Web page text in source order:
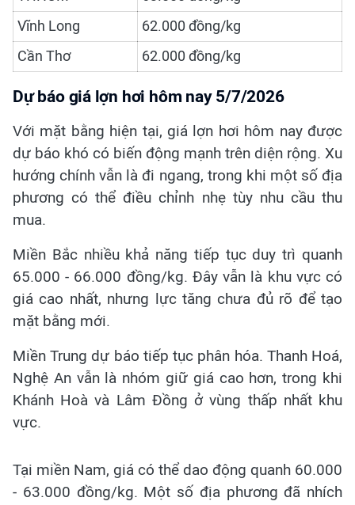
Vĩnh Long
62.000 đồng/kg
Cần Thơ
62.000 đồng/kg
Dự báo giá lợn hơi hôm nay 5/7/2026
Với mặt bằng hiện tại, giá lợn hơi hôm nay được
dự báo khó có biến động mạnh trên diện rộng. Xu
hướng chính vẫn là đi ngang, trong khi một số địa
phương có thể điều chỉnh nhẹ tùy nhu cầu thu
mua.
Miền Bắc nhiều khả năng tiếp tục duy trì quanh
65.000 - 66.000 đồng/kg. Đây vẫn là khu vực có
giá cao nhất, nhưng lực tăng chưa đủ rõ để tạo
mặt bằng mới.
Miền Trung dự báo tiếp tục phân hóa. Thanh Hoá,
Nghệ An vẫn là nhóm giữ giá cao hơn, trong khi
Khánh Hoà và Lâm Đồng ở vùng thấp nhất khu
vực.
Tại miền Nam, giá có thể dao động quanh 60.000
- 63.000 đồng/kg. Một số địa phương đã nhích